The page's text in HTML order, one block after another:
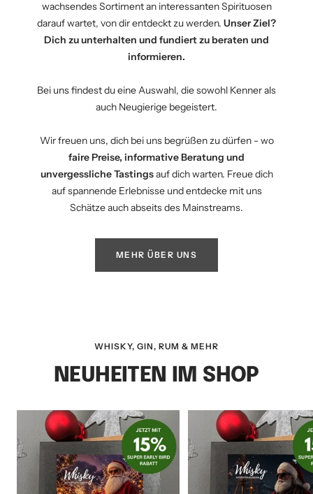
wachsendes Sortiment an interessanten Spirituosen
darauf wartet, von dir entdeckt zu werden. Unser Ziel?
Dich zu unterhalten und fundiert zu beraten und
informieren.
Bei uns findest du eine Auswahl, die sowohl Kenner als
auch Neugierige begeistert.
Wir freuen uns, dich bei uns begrüßen zu dürfen - wo
faire Preise, informative Beratung und
unvergessliche Tastingsauf dich warten. Freue dich
auf spannende Erlebnisse und entdecke mit uns
Schätze auch abseits des Mainstreams.
MEHR ÜBER UNS
WHISKY, GIN, RUM & MEHR
NEUHEITEN IM SHOP